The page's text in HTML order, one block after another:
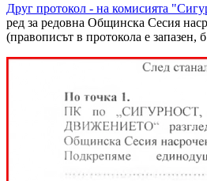
Друг протокол - на комисията
ред за редовна Общинска Сесия
(правописът в протокола е запазен,